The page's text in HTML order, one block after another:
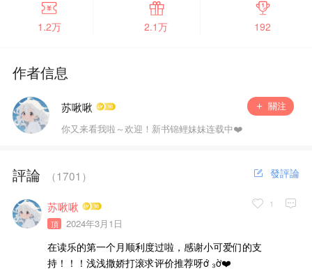
沈覺淺左手拿着符紙，右手揮舞着桃木劍，看着周圍一堆模仿
她動作的帥哥哥……
1.2万 2.1万 192
作者信息
苏啾啾
你又来看我啦～欢迎！新书锦鲤妹妹连载中❤️
關注
評論 （1701 ） 發評論
苏啾啾
頂 2024年3月1日
1
在读乐的第一个月顺利度过啦，感谢小可爱们的支
持！！！浅浅撒娇打滚求评价推荐呀ớ ₃ờ❤️